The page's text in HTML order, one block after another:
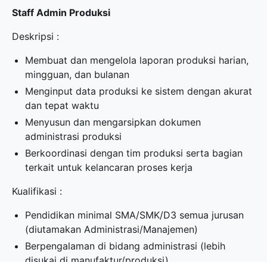
Staff Admin Produksi
Deskripsi :
Membuat dan mengelola laporan produksi harian,
mingguan, dan bulanan
Menginput data produksi ke sistem dengan akurat
dan tepat waktu
Menyusun dan mengarsipkan dokumen
administrasi produksi
Berkoordinasi dengan tim produksi serta bagian
terkait untuk kelancaran proses kerja
Kualifikasi :
Pendidikan minimal SMA/SMK/D3 semua jurusan
(diutamakan Administrasi/Manajemen)
Berpengalaman di bidang administrasi (lebih